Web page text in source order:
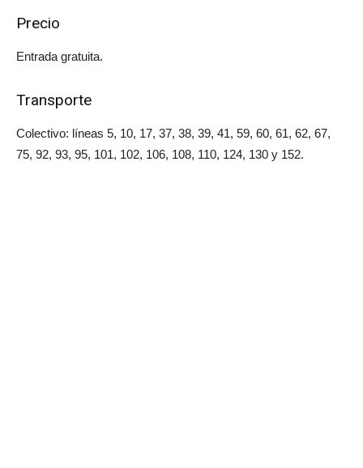
Precio
Entrada gratuita.
Transporte
Colectivo: líneas 5, 10, 17, 37, 38, 39, 41, 59, 60, 61, 62, 67,
75, 92, 93, 95, 101, 102, 106, 108, 110, 124, 130 y 152.